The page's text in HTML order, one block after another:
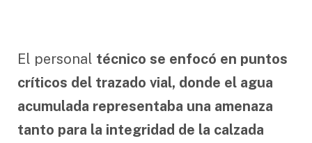
El personal técnico se enfocó en puntos
críticos del trazado vial, donde el agua
acumulada representaba una amenaza
tanto para la integridad de la calzada